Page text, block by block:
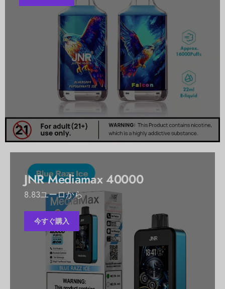
JNR Mediamax 40000
8.83ユーロから
今すぐ購入